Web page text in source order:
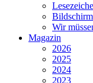
Wir
Magazin
2026
2025
2024
2023